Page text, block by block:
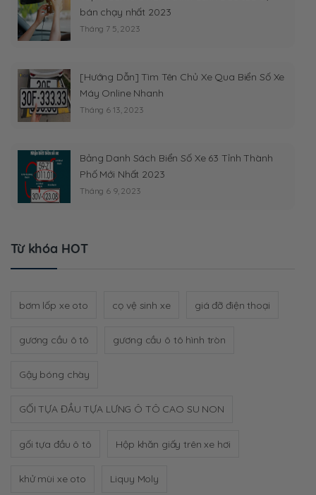
bán chạy nhất 2023
Tháng 7 5, 2023
[Hướng Dẫn] Tìm Tên Chủ Xe Qua Biển Số Xe
Máy Online Nhanh
Tháng 6 13, 2023
Bảng Danh Sách Biển Số Xe 63 Tỉnh Thành
Phố Mới Nhất 2023
Tháng 6 9, 2023
Từ khóa HOT
bơm lốp xe oto cọ vệ sinh xe giá đỡ điện thoại
gương cầu ô tô gương cầu ô tô hình tròn
Gậy bóng chày
GỐI TỰA ĐẦU TỰA LƯNG Ô TÔ CAO SU NON
gối tựa đầu ô tô Hộp khăn giấy trên xe hơi
khử mùi xe oto Liquy Moly